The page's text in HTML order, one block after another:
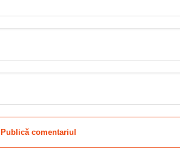
Publică comentariul